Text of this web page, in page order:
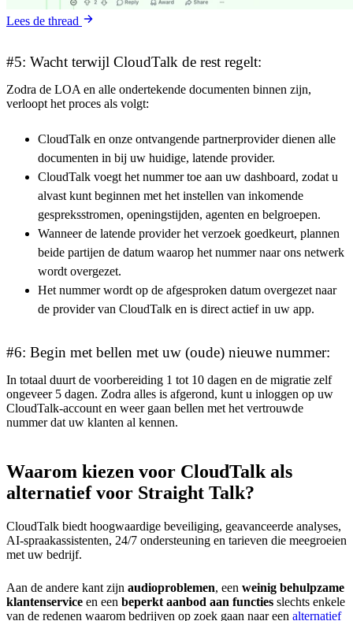
Lees de thread
#5: Wacht terwijl CloudTalk de rest regelt:
Zodra de LOA en alle ondertekende documenten binnen zijn,
verloopt het proces als volgt:
CloudTalk en onze ontvangende partnerprovider dienen alle
documenten in bij uw huidige, latende provider.
CloudTalk voegt het nummer toe aan uw dashboard, zodat u
alvast kunt beginnen met het instellen van inkomende
gespreksstromen, openingstijden, agenten en belgroepen.
Wanneer de latende provider het verzoek goedkeurt, plannen
beide partijen de datum waarop het nummer naar ons netwerk
wordt overgezet.
Het nummer wordt op de afgesproken datum overgezet naar
de provider van CloudTalk en is direct actief in uw app.
#6: Begin met bellen met uw (oude) nieuwe nummer:
In totaal duurt de voorbereiding 1 tot 10 dagen en de migratie zelf
ongeveer 5 dagen. Zodra alles is afgerond, kunt u inloggen op uw
CloudTalk-account en weer gaan bellen met het vertrouwde
nummer dat uw klanten al kennen.
Waarom kiezen voor CloudTalk als
alternatief voor Straight Talk?
CloudTalk biedt hoogwaardige beveiliging, geavanceerde analyses,
AI-spraakassistenten, 24/7 ondersteuning en tarieven die meegroeien
met uw bedrijf.
Aan de andere kant zijn audioproblemen, een weinig behulpzame
klantenservice en een beperkt aanbod aan functies slechts enkele
van de redenen waarom bedrijven op zoek gaan naar een alternatief